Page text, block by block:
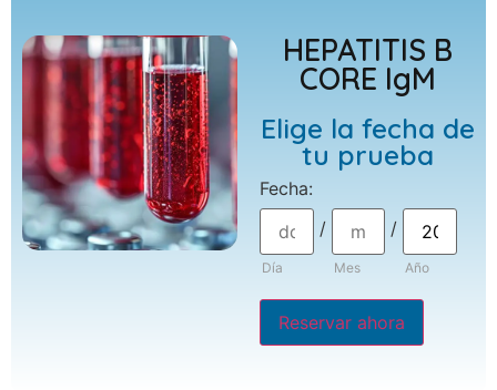
HEPATITIS B
CORE IgM
Elige la fecha de
tu prueba
Fecha:
Día
/
Mes
/
Año
Reservar ahora